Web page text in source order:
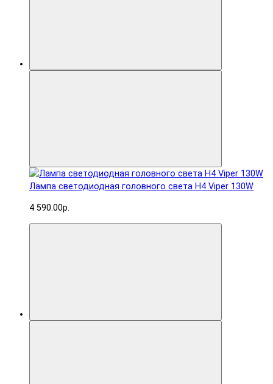
Лампа светодиодная головного света H4 Viper 130W
4 590.00р.